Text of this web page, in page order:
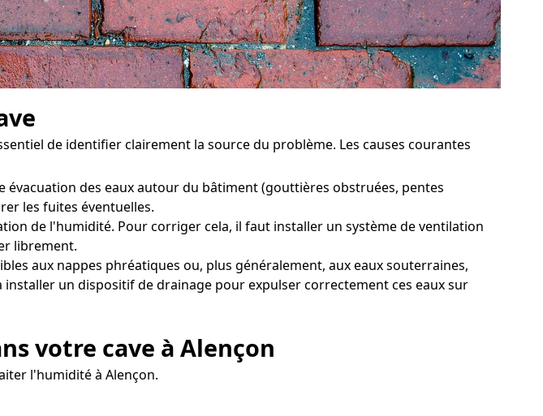
de identifier clairement la source du problème. Les causes courantes
des eaux autour du bâtiment (gouttières obstruées, pentes
les fuites éventuelles.
de l'humidité. Pour corriger cela, il faut installer un système de ventilation
librement.
aux nappes phréatiques ou, plus généralement, aux eaux souterraines,
un dispositif de drainage pour expulser correctement ces eaux sur
votre cave à Alençon
l'humidité à Alençon.